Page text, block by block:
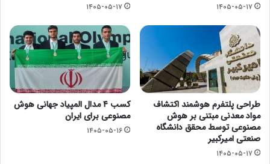
۱۴۰۵-۰۵-۱۷ ۱۴۰۵-۰۵-۱۷
طراحی پلتفرم هوشمند اکتشاف
مواد معدنی مبتنی بر هوش
مصنوعی توسط محقق دانشگاه
صنعتی امیرکبیر
۱۴۰۵-۰۵-۱۷
کسب ۴ مدال المپیاد جهانی هوش
مصنوعی برای ایران
۱۴۰۵-۰۵-۱۶